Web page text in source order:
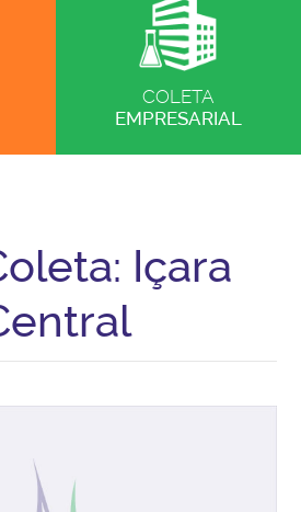
COLETA
EMPRESARIAL
Içara